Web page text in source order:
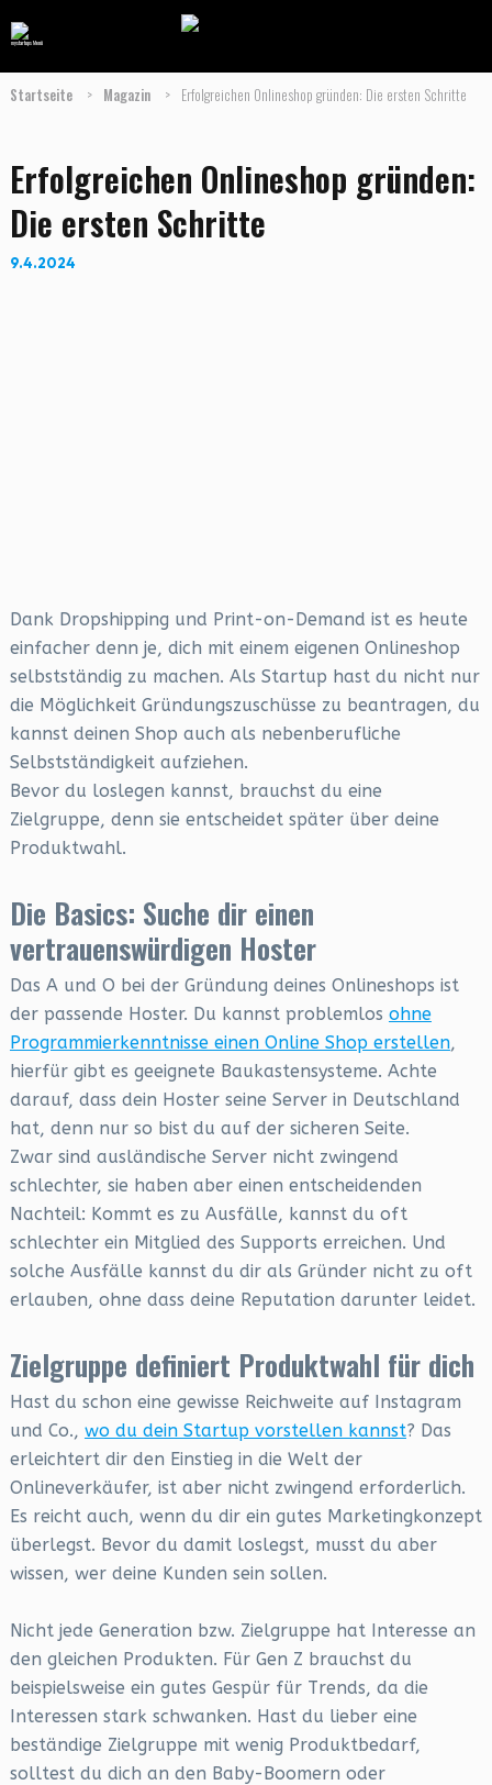
Startseite > Magazin > Erfolgreichen Onlineshop gründen: Die ersten Schritte
Erfolgreichen Onlineshop gründen:
Die ersten Schritte
9.4.2024
Dank Dropshipping und Print-on-Demand ist es heute
einfacher denn je, dich mit einem eigenen Onlineshop
selbstständig zu machen. Als Startup hast du nicht nur
die Möglichkeit Gründungszuschüsse zu beantragen, du
kannst deinen Shop auch als nebenberufliche
Selbstständigkeit aufziehen.
Bevor du loslegen kannst, brauchst du eine
Zielgruppe, denn sie entscheidet später über deine
Produktwahl.
Die Basics: Suche dir einen
vertrauenswürdigen Hoster
Das A und O bei der Gründung deines Onlineshops ist
der passende Hoster. Du kannst problemlos ohne
Programmierkenntnisse einen Online Shop erstellen,
hierfür gibt es geeignete Baukastensysteme. Achte
darauf, dass dein Hoster seine Server in Deutschland
hat, denn nur so bist du auf der sicheren Seite.
Zwar sind ausländische Server nicht zwingend
schlechter, sie haben aber einen entscheidenden
Nachteil: Kommt es zu Ausfälle, kannst du oft
schlechter ein Mitglied des Supports erreichen. Und
solche Ausfälle kannst du dir als Gründer nicht zu oft
erlauben, ohne dass deine Reputation darunter leidet.
Zielgruppe definiert Produktwahl für dich
Hast du schon eine gewisse Reichweite auf Instagram
und Co., wo du dein Startup vorstellen kannst? Das
erleichtert dir den Einstieg in die Welt der
Onlineverkäufer, ist aber nicht zwingend erforderlich.
Es reicht auch, wenn du dir ein gutes Marketingkonzept
überlegst. Bevor du damit loslegst, musst du aber
wissen, wer deine Kunden sein sollen.
Nicht jede Generation bzw. Zielgruppe hat Interesse an
den gleichen Produkten. Für Gen Z brauchst du
beispielsweise ein gutes Gespür für Trends, da die
Interessen stark schwanken. Hast du lieber eine
beständige Zielgruppe mit wenig Produktbedarf,
solltest du dich an den Baby-Boomern oder